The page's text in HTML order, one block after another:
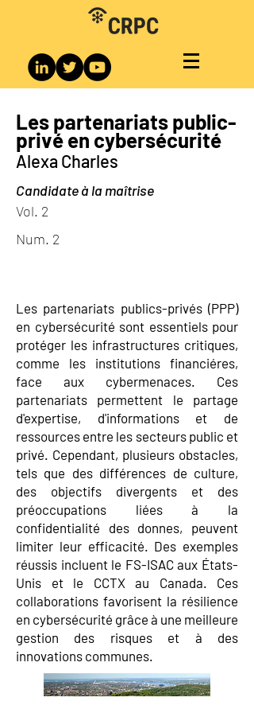
Les partenariats public-
privé en cybersécurité
Alexa Charles
Candidate à la maîtrise
Vol. 2
Num. 2
Les partenariats publics-privés (PPP)
en cybersécurité sont essentiels pour
protéger les infrastructures critiques,
comme les institutions financiéres,
face aux cybermenaces. Ces
partenariats permettent le partage
d'expertise, d'informations et de
ressources entre les secteurs public et
privé. Cependant, plusieurs obstacles,
tels que des différences de culture,
des objectifs divergents et des
préoccupations liées à la
confidentialité des donnes, peuvent
limiter leur efficacité. Des exemples
réussis incluent le FS-ISAC aux États-
Unis et le CCTX au Canada. Ces
collaborations favorisent la résilience
en cybersécurité grâce à une meilleure
gestion des risques et à des
innovations communes.